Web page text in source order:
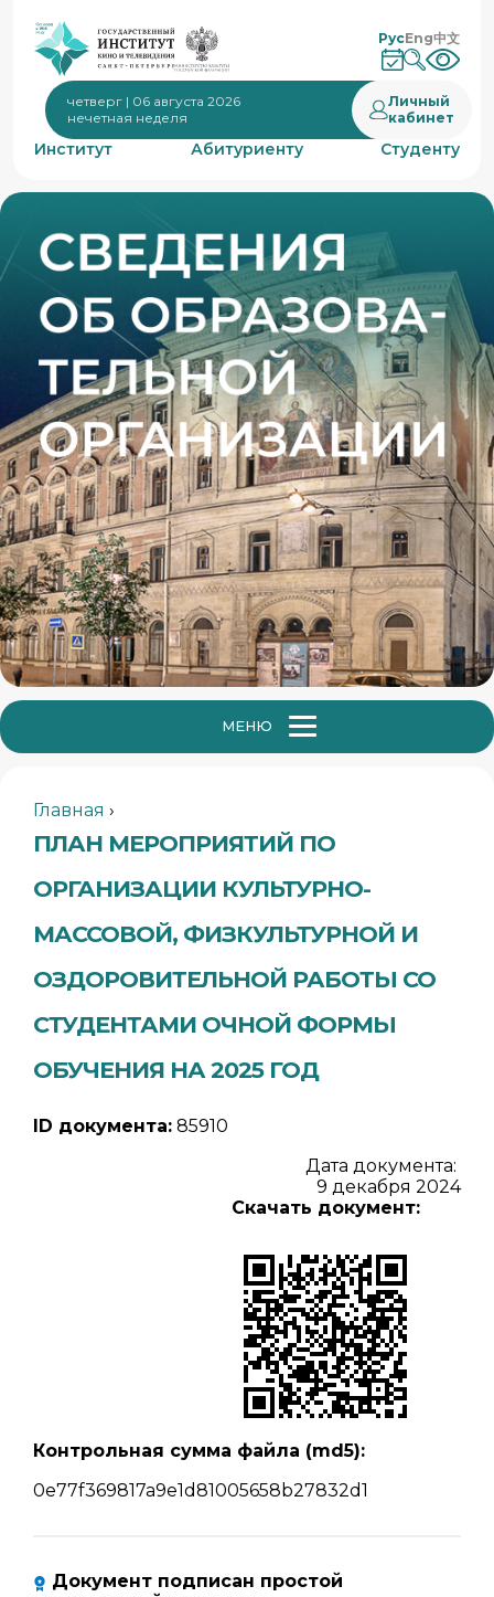
РусEng中文
четверг | 06 августа 2026
нечетная неделя
Личный
кабинет
Институт Абитуриенту Студенту
МЕНЮ
Главная ›
ПЛАН МЕРОПРИЯТИЙ ПО
ОРГАНИЗАЦИИ КУЛЬТУРНО-
МАССОВОЙ, ФИЗКУЛЬТУРНОЙ И
ОЗДОРОВИТЕЛЬНОЙ РАБОТЫ СО
СТУДЕНТАМИ ОЧНОЙ ФОРМЫ
ОБУЧЕНИЯ НА 2025 ГОД
ID документа: 85910
Дата документа:
9 декабря 2024
Скачать документ:
Контрольная сумма файла (md5):
0e77f369817a9e1d81005658b27832d1
Документ подписан простой